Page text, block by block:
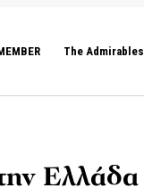
The Admirables
Ελλάδα